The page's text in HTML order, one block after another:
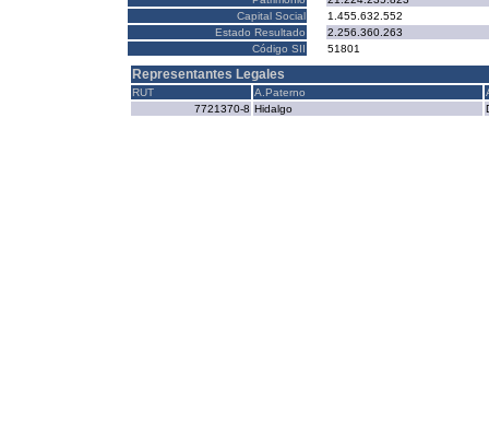
Capital Social
1.455.632.552
Estado Resultado
2.256.360.263
Código SII
51801
Representantes Legales
RUT A.Paterno
7721370-8 Hidalgo